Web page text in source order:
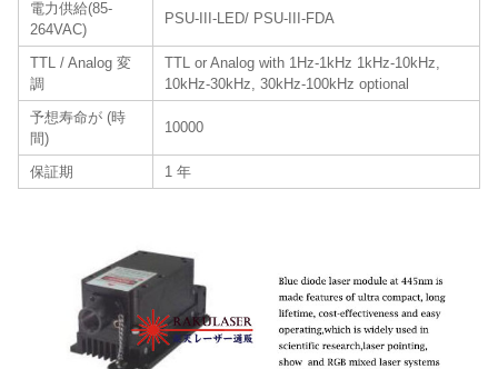
電力供給(85-
264VAC)
PSU-III-LED/ PSU-III-FDA
TTL / Analog 変
調
TTL or Analog with 1Hz-1kHz 1kHz-10kHz,
10kHz-30kHz, 30kHz-100kHz optional
予想寿命が (時
間)
10000
保証期 1 年